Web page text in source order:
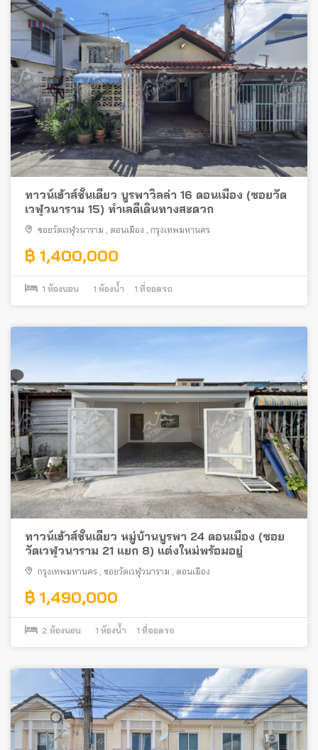
ทาวน์เฮ้าส์ชั้นเดียว บูรพาวิลล่า 16 ดอนเมือง (ซอยวัด
เวฬุวนาราม 15) ทำเลดีเดินทางสะดวก
ซอยวัดเวฬุวนาราม ดอนเมือง กรุงเทพมหานคร
฿ 1,400,000
1 ห้องนอน 1 ห้องน้ำ 1 ที่จอดรถ
ทาวน์เฮ้าส์ชั้นเดียว หมู่บ้านบูรพา 24 ดอนเมือง (ซอย
วัดเวฬุวนาราม 21 แยก 8) แต่งใหม่พร้อมอยู่
กรุงเทพมหานคร ซอยวัดเวฬุวนาราม ดอนเมือง
฿ 1,490,000
2 ห้องนอน 1 ห้องน้ำ 1 ที่จอดรถ